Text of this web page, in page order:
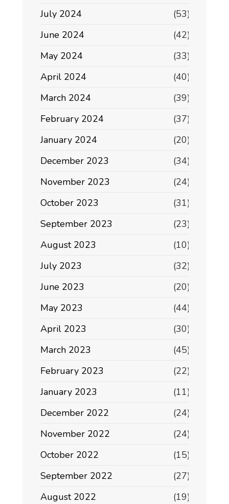
July 2024
(53)
June 2024
(42)
May 2024
(33)
April 2024
(40)
March 2024
(39)
February 2024
(37)
January 2024
(20)
December 2023
(34)
November 2023
(24)
October 2023
(31)
September 2023
(23)
August 2023
(10)
July 2023
(32)
June 2023
(20)
May 2023
(44)
April 2023
(30)
March 2023
(45)
February 2023
(22)
January 2023
(11)
December 2022
(24)
November 2022
(24)
October 2022
(15)
September 2022
(27)
August 2022
(19)